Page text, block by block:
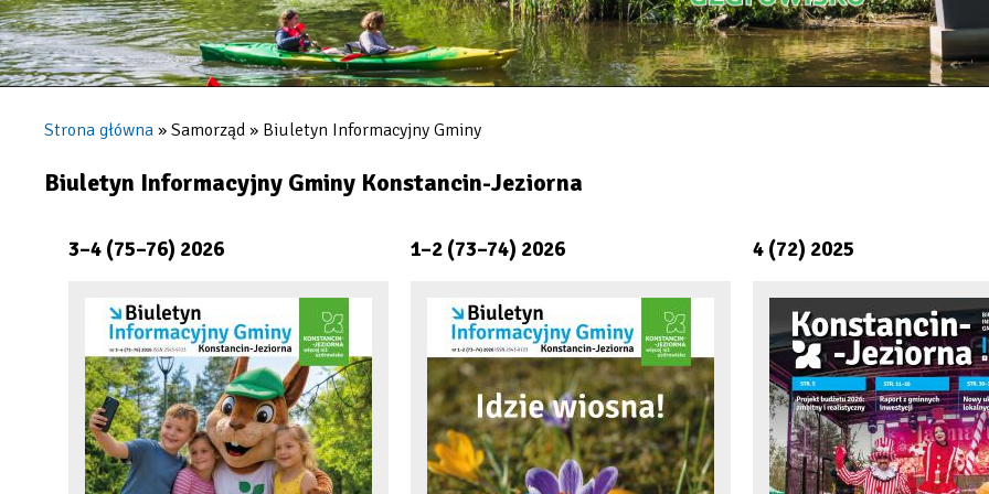
nawigacyjna
Strona główna Samorząd Biuletyn Informacyjny Gminy
Biuletyn Informacyjny Gminy Konstancin-Jeziorna
3–4 (75–76) 2026 1–2 (73–74) 2026 4 (72) 2025